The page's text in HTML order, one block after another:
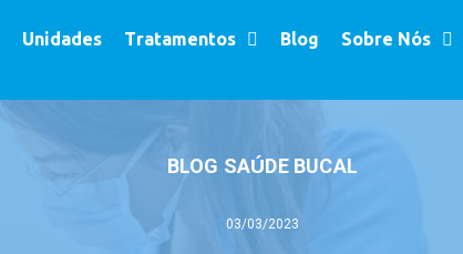
Unidades Tratamentos Blog Sobre Nós
BLOG SAÚDE BUCAL
03/03/2023